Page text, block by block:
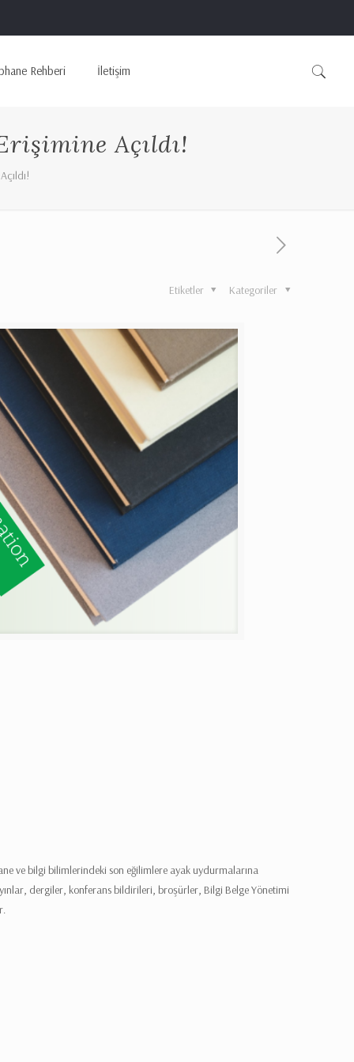
Rehberi İletişim
Açıldı!
Kategoriler
Etiketler
ve bilgi bilimlerindeki son eğilimlere ayak uydurmalarına
dergiler, konferans bildirileri, broşürler, Bilgi Belge Yönetimi